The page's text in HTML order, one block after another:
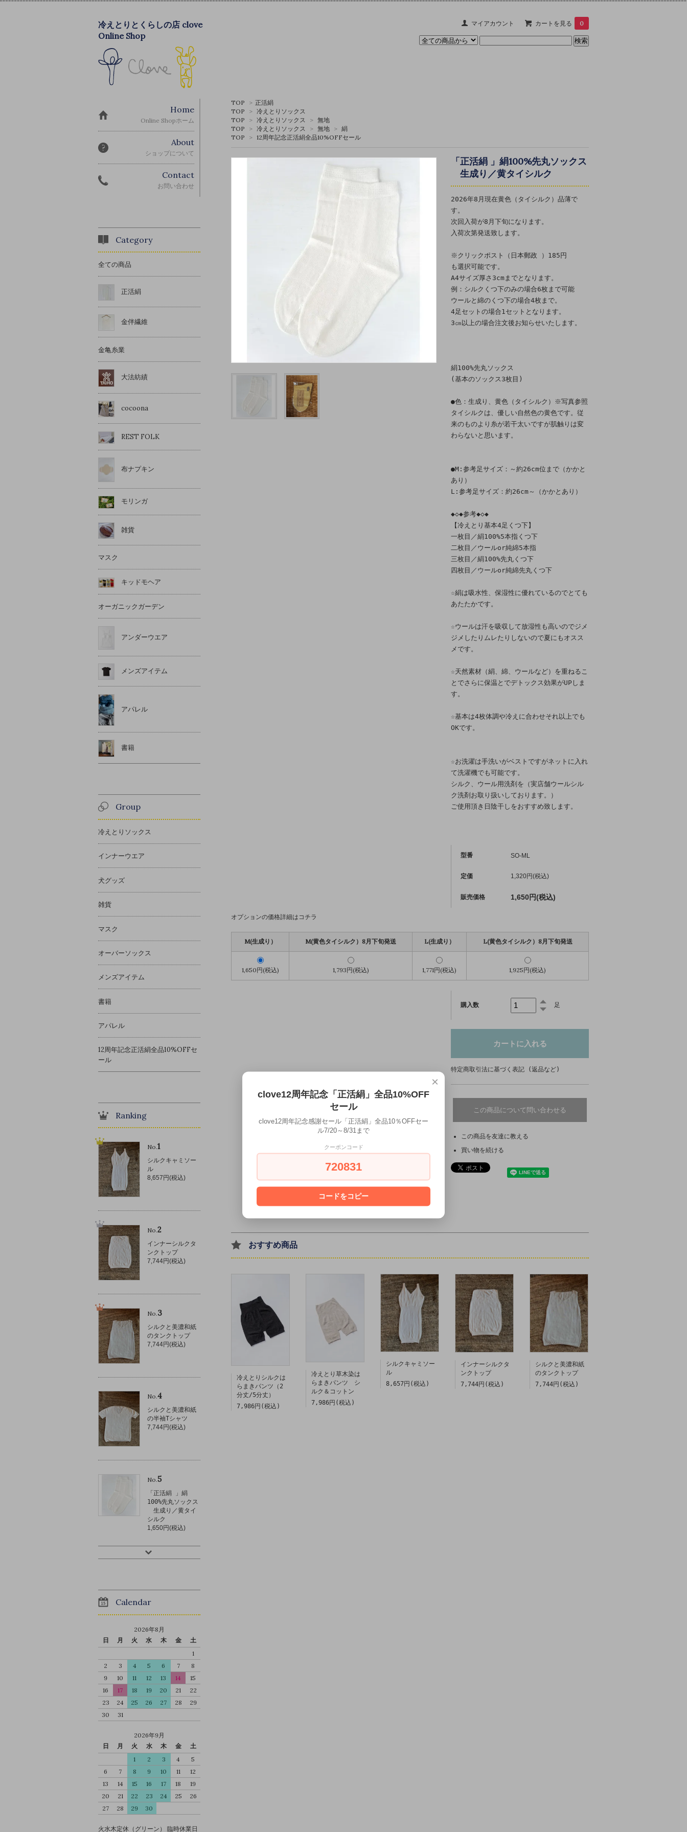
マイアカウント カートを見る 0
冷えとりとくらしの店 clove
Online Shop
TOP > 正活絹
TOP
> 冷えとりソックス
TOP
> 冷えとりソックス > 無地
TOP
> 冷えとりソックス > 無地 > 絹
TOP
> 12周年記念正活絹全品10%OFFセール
「正活絹 」絹100%先丸ソックス
生成り／黄タイシルク
2026年8月現在黄色（タイシルク）品薄で
す。
次回入荷が8月下旬になります。
入荷次第発送致します。
※クリックポスト（日本郵政 ）185円
も選択可能です。
A4サイズ厚さ3cmまでとなります。
例：シルクくつ下のみの場合6枚まで可能
ウールと綿のくつ下の場合4枚まで。
4足セットの場合1セットとなります。
3㎝以上の場合注文後お知らせいたします。
絹100%先丸ソックス
(基本のソックス3枚目)
●色：生成り、黄色（タイシルク）※写真参照
タイシルクは、優しい自然色の黄色です。従
来のものより糸が若干太いですが肌触りは変
わらないと思います。
●M:参考足サイズ：～約26cm位まで（かかと
あり）
L:参考足サイズ：約26cm～（かかとあり）
◆◇◆参考◆◇◆
【冷えとり基本4足くつ下】
一枚目／絹100%5本指くつ下
二枚目／ウールor純綿5本指
三枚目／絹100%先丸くつ下
四枚目／ウールor純綿先丸くつ下
☆絹は吸水性、保湿性に優れているのでとても
あたたかです。
☆ウールは汗を吸収して放湿性も高いのでジメ
ジメしたりムレたりしないので夏にもオスス
メです。
☆天然素材（絹、綿、ウールなど）を重ねるこ
とでさらに保温とでデトックス効果がUPしま
す。
☆基本は4枚体調や冷えに合わせそれ以上でも
OKです。
☆お洗濯は手洗いがベストですがネットに入れ
て洗濯機でも可能です。
シルク、ウール用洗剤を（実店舗ウールシル
ク洗剤お取り扱いしております。）
ご使用頂き日陰干しをおすすめ致します。
型番 SO-ML
定価 1,320円(税込)
販売価格 1,650円(税込)
オプションの価格詳細はコチラ
M(生成り） M(黄色タイシルク）8月下旬発送 L(生成り） L(黄色タイシルク）8月下旬発送
1,650円(税込) 1,793円(税込) 1,771円(税込) 1,925円(税込)
購入数 足
特定商取引法に基づく表記 (返品など)
この商品について問い合わせる
この商品を友達に教える
買い物を続ける
おすすめ商品
冷えとりシルクは
らまきパンツ（2
分丈/5分丈）
7,986円(税込)
冷えとり草木染は
らまきパンツ シ
ルク＆コットン
7,986円(税込)
シルクキャミソー
ル
8,657円(税込)
インナーシルクタ
ンクトップ
7,744円(税込)
シルクと美濃和紙
のタンクトップ
7,744円(税込)
Home
Online Shopホーム
About
ショップについて
Contact
お問い合わせ
Category
全ての商品
正活絹
金伴繊維
金亀糸業
大法紡績
cocoona
REST FOLK
布ナプキン
モリンガ
雑貨
マスク
キッドモヘア
オーガニックガーデン
アンダーウエア
メンズアイテム
アパレル
書籍
Group
冷えとりソックス
インナーウエア
犬グッズ
雑貨
マスク
オーバーソックス
メンズアイテム
書籍
アパレル
12周年記念正活絹全品10%OFFセ
ール
Ranking
No.1
シルクキャミソー
ル
8,657円(税込)
No.2
インナーシルクタ
ンクトップ
7,744円(税込)
No.3
シルクと美濃和紙
のタンクトップ
7,744円(税込)
No.4
シルクと美濃和紙
の半袖Tシャツ
7,744円(税込)
No.5
「正活絹 」絹
100%先丸ソックス
生成り／黄タイ
シルク
1,650円(税込)
Calendar
2026年8月
日
月 火 水 木 金
土
1
2
3 4 5 6 7
8
9
10 11 12 13 14
15
16
17 18 19 20 21
22
23
24 25 26 27 28
29
30
31
2026年9月
日
月 火 水 木 金
土
1
2 3 4
5
6
7 8 9 10 11
12
13
14 15 16 17 18
19
20
21 22 23 24 25
26
27
28 29 30
火水木定休（グリーン） 臨時休業日
×
clove12周年記念「正活絹」全品10%OFF
セール
clove12周年記念感謝セール「正活絹」全品10％OFFセー
ル7/20～8/31まで
クーポンコード
720831
コードをコピー